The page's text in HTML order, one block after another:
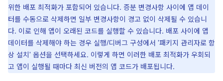
위한 배포 최적화가 포함되어 있습니다. 증분 변경사항 사이에 앱 데이
터를 수동으로 삭제하면 일부 변경사항이 경고 없이 삭제될 수 있습니
다. 이로 인해 앱이 오래된 코드를 실행할 수 있습니다. 배포 사이에 앱
데이터를 삭제해야 하는 경우 실행/디버그 구성에서 '패키지 관리자로 항
상 설치' 옵션을 선택하세요. 이렇게 하면 이러한 배포 최적화가 우회되
고 앱이 실행될 때마다 최신 버전의 앱 코드가 배포됩니다.